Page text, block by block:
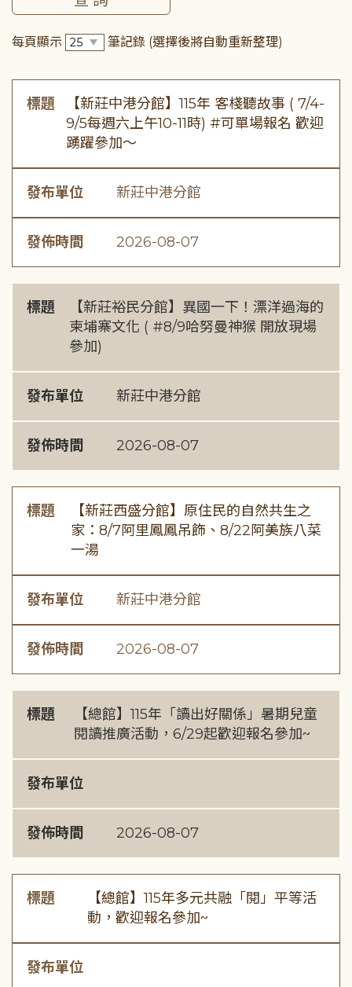
每頁顯示 筆記錄 (選擇後將自動重新整理)
標題
【新莊中港分館】115年 客棧聽故事 ( 7/4-
9/5每週六上午10-11時) #可單場報名 歡迎
踴躍參加～
發布單位 新莊中港分館
發佈時間 2026-08-07
標題
【新莊裕民分館】異國一下！漂洋過海的
柬埔寨文化 ( #8/9哈努曼神猴 開放現場
參加)
發布單位 新莊中港分館
發佈時間 2026-08-07
標題
【新莊西盛分館】原住民的自然共生之
家：8/7阿里鳳鳳吊飾、8/22阿美族八菜
一湯
發布單位 新莊中港分館
發佈時間 2026-08-07
標題
【總館】115年「讀出好關係」暑期兒童
閱讀推廣活動，6/29起歡迎報名參加~
發布單位
發佈時間 2026-08-07
標題
【總館】115年多元共融「閱」平等活
動，歡迎報名參加~
發布單位